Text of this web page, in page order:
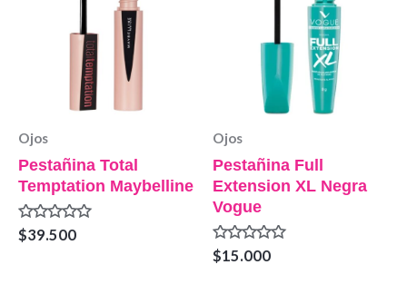
Ojos
Pestañina Total
Temptation Maybelline
Valorado
en
$39.500
Ojos
Pestañina Full
Extension XL Negra
Vogue
Valorado
en
$15.000